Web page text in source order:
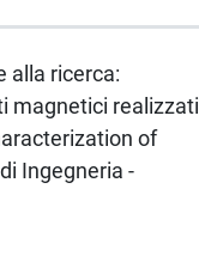
alla ricerca:
magnetici realizzati
of
Ingegneria -